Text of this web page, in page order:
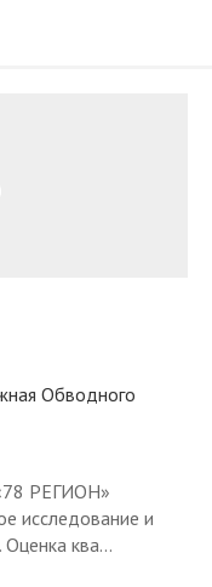
Обводного
РЕГИОН»
исследование и
ква...